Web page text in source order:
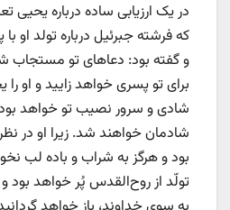
در یک ارزیابی ساده درباره یحیی
که فرشته جبرئیل درباره تولد او
و گفته بود: دعاهای تو مستجاب
برای تو پسری خواهد زایید و او
شادی و سرور نصیب تو خواهد بود
شادمان خواهند شد. زیرا او در
بود و هرگز به شراب و باده لب
تولّد از روح‌القدس پُر خواهد بود و